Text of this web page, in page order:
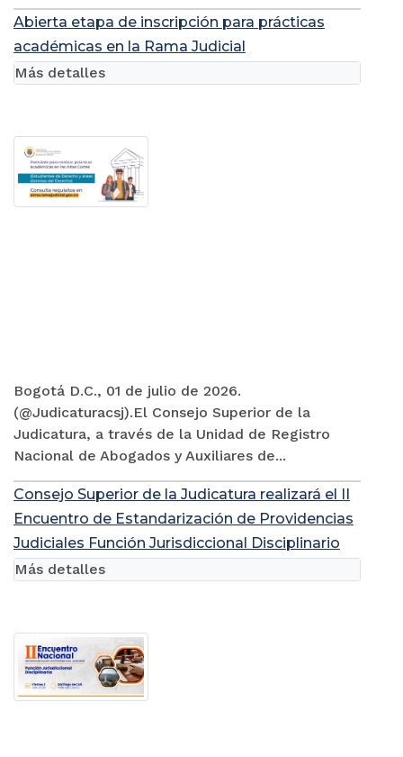
Abierta etapa de inscripción para prácticas
académicas en la Rama Judicial
Bogotá D.C., 01 de julio de 2026.
(@Judicaturacsj).El Consejo Superior de la
Judicatura, a través de la Unidad de Registro
Nacional de Abogados y Auxiliares de...
Más detalles
Consejo Superior de la Judicatura realizará el II
Encuentro de Estandarización de Providencias
Judiciales Función Jurisdiccional Disciplinario
Más detalles